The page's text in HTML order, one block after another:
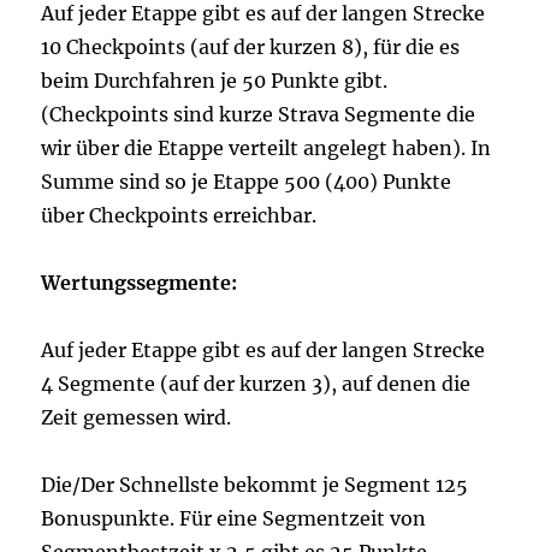
Auf jeder Etappe gibt es auf der langen Strecke
10 Checkpoints (auf der kurzen 8), für die es
beim Durchfahren je 50 Punkte gibt.
(Checkpoints sind kurze Strava Segmente die
wir über die Etappe verteilt angelegt haben). In
Summe sind so je Etappe 500 (400) Punkte
über Checkpoints erreichbar.
Wertungssegmente:
Auf jeder Etappe gibt es auf der langen Strecke
4 Segmente (auf der kurzen 3), auf denen die
Zeit gemessen wird.
Die/Der Schnellste bekommt je Segment 125
Bonuspunkte. Für eine Segmentzeit von